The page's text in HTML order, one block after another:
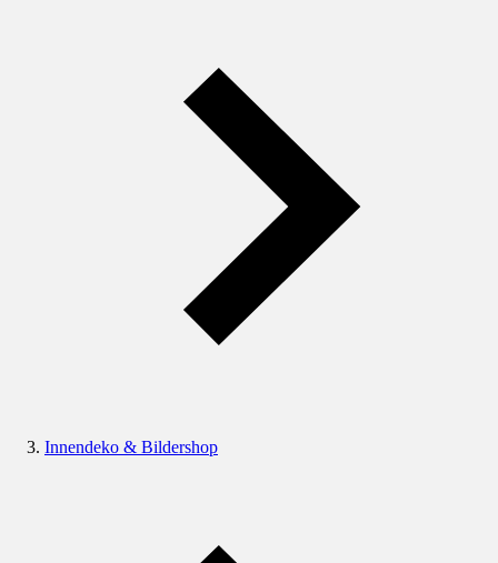
Innendeko & Bildershop